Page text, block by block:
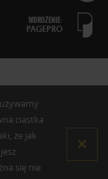
WDROŻENIE:
PAGEPRO
ciastka
że jak
się nie